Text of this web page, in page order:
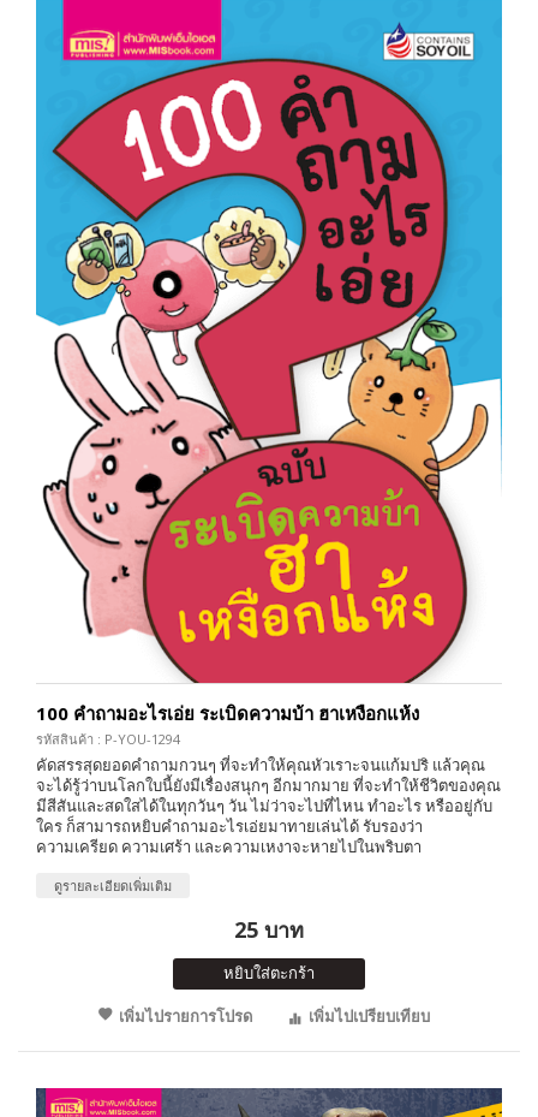
100 คำถามอะไรเอ่ย ระเบิดความบ้า ฮาเหงือกแห้ง
รหัสสินค้า : P-YOU-1294
คัดสรรสุดยอดคำถามกวนๆ ที่จะทำให้คุณหัวเราะจนแก้มปริ แล้วคุณ
จะได้รู้ว่าบนโลกใบนี้ยังมีเรื่องสนุกๆ อีกมากมาย ที่จะทำให้ชีวิตของคุณ
มีสีสันและสดใสได้ในทุกวันๆ วัน ไม่ว่าจะไปที่ไหน ทำอะไร หรืออยู่กับ
ใคร ก็สามารถหยิบคำถามอะไรเอ่ยมาทายเล่นได้ รับรองว่า
ความเครียด ความเศร้า และความเหงาจะหายไปในพริบตา
ดูรายละเอียดเพิ่มเติม
25 บาท
หยิบใส่ตะกร้า
เพิ่มไปรายการโปรด
เพิ่มไปเปรียบเทียบ